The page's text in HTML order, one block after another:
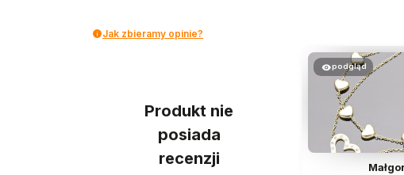
Jak zbieramy opinie?
Produkt nie
posiada
recenzji
podgląd